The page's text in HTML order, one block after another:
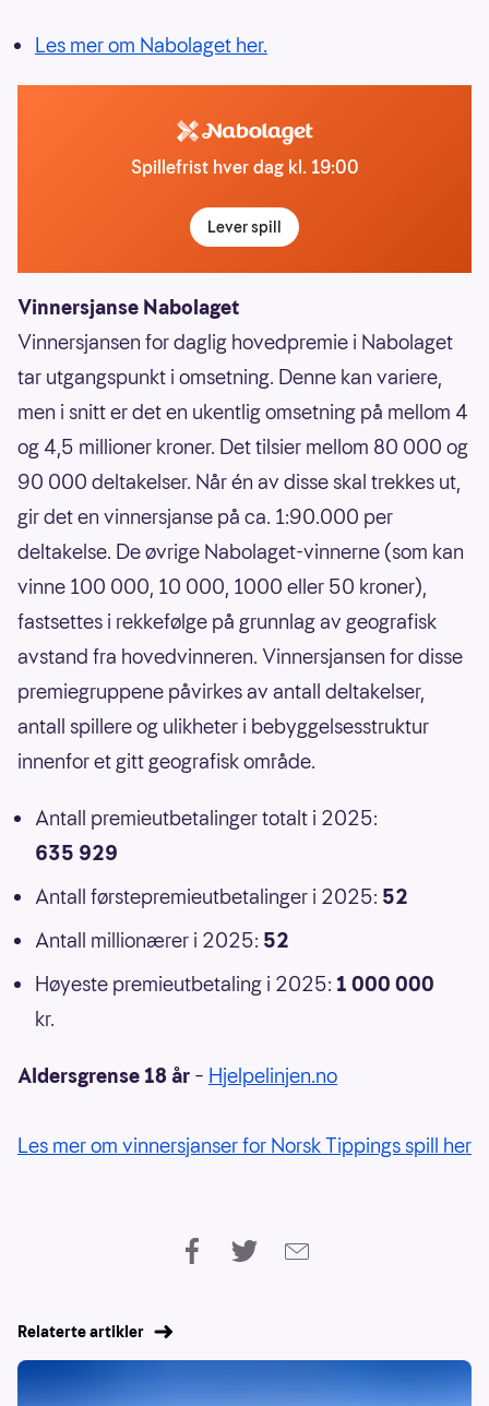
Les mer om Nabolaget her.
Spillefrist hver dag kl. 19:00
Lever spill
Vinnersjanse Nabolaget
Vinnersjansen for daglig hovedpremie i Nabolaget
tar utgangspunkt i omsetning. Denne kan variere,
men i snitt er det en ukentlig omsetning på mellom 4
og 4,5 millioner kroner. Det tilsier mellom 80 000 og
90 000 deltakelser. Når én av disse skal trekkes ut,
gir det en vinnersjanse på ca. 1:90.000 per
deltakelse. De øvrige Nabolaget-vinnerne (som kan
vinne 100 000, 10 000, 1000 eller 50 kroner),
fastsettes i rekkefølge på grunnlag av geografisk
avstand fra hovedvinneren. Vinnersjansen for disse
premiegruppene påvirkes av antall deltakelser,
antall spillere og ulikheter i bebyggelsesstruktur
innenfor et gitt geografisk område.
Antall premieutbetalinger totalt i 2025:
635 929
Antall førstepremieutbetalinger i 2025: 52
Antall millionærer i 2025: 52
Høyeste premieutbetaling i 2025: 1 000 000
kr.
Aldersgrense 18 år – Hjelpelinjen.no
Les mer om vinnersjanser for Norsk Tippings spill her
Relaterte artikler